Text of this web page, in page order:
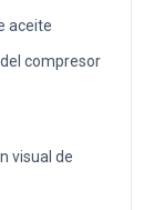
aceite
compresor
visual de